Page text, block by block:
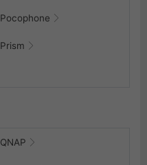
Pocophone
Prism
QNAP